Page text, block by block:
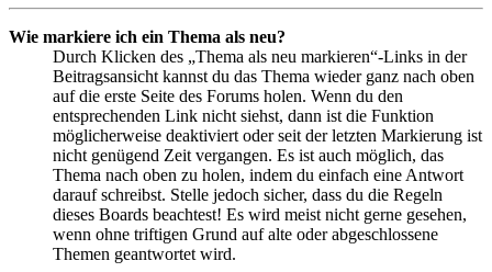
Wie markiere ich ein Thema als neu?
Durch Klicken des „Thema als neu markieren“-Links in der
Beitragsansicht kannst du das Thema wieder ganz nach oben
auf die erste Seite des Forums holen. Wenn du den
entsprechenden Link nicht siehst, dann ist die Funktion
möglicherweise deaktiviert oder seit der letzten Markierung ist
nicht genügend Zeit vergangen. Es ist auch möglich, das
Thema nach oben zu holen, indem du einfach eine Antwort
darauf schreibst. Stelle jedoch sicher, dass du die Regeln
dieses Boards beachtest! Es wird meist nicht gerne gesehen,
wenn ohne triftigen Grund auf alte oder abgeschlossene
Themen geantwortet wird.